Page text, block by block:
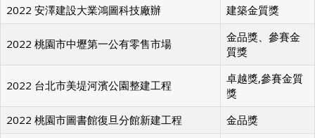
2022 安澤建設大業鴻圖科技廠辦 建築金質獎
2022 桃園市中壢第一公有零售市場
金品獎、參賽金
質獎
2022 台北市美堤河濱公園整建工程
卓越獎,參賽金質
獎
2022 桃園市圖書館復旦分館新建工程
金品獎